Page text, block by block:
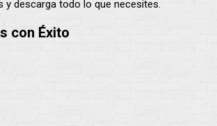
y descarga todo lo que necesites.
con Éxito